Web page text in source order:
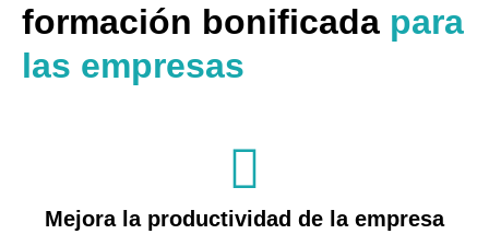
formación bonificada para
las empresas
Mejora la productividad de la empresa